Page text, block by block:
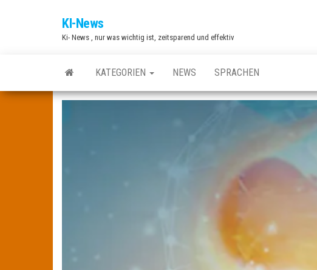
KI-News
Ki- News , nur was wichtig ist, zeitsparend und effektiv
KATEGORIEN NEWS SPRACHEN